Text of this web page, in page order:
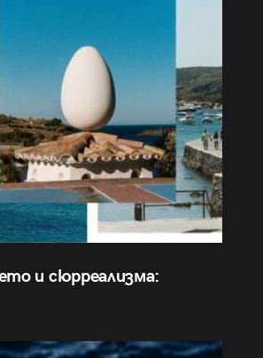
и сюрреализма: